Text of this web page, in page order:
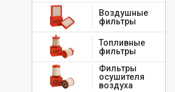
Воздушные
фильтры
Топливные
фильтры
Фильтры
осушителя
воздуха